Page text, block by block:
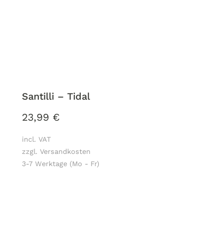
Santilli – Tidal
23,99 €
incl. VAT
zzgl. Versandkosten
3-7 Werktage (Mo - Fr)